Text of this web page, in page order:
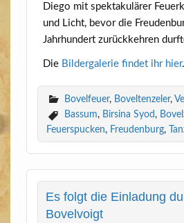
Die­go mit spek­ta­ku­lä­rer
und Licht, bevor die
Jahr­hun­dert zurück­keh­ren
Die Bil­der­ga­le­rie fin­det ihr hier.
Bovelfeuer, Boveltenzeler,
Bassum, Birsina Syod ,
Feuerspucken, Freudenburg,
Es folgt die Einladung
Bovelvoigt